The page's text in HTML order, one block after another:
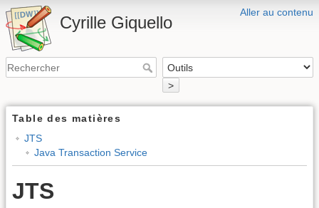
Aller au contenu
Cyrille Giquello
>
Table des matières
JTS
Java Transaction Service
JTS